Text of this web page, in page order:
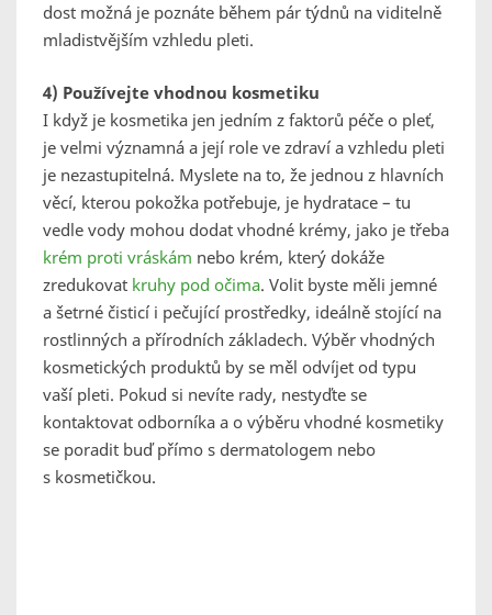
dost možná je poznáte během pár týdnů na viditelně
mladistvějším vzhledu pleti.
4) Používejte vhodnou kosmetiku
I když je kosmetika jen jedním z faktorů péče o pleť,
je velmi významná a její role ve zdraví a vzhledu pleti
je nezastupitelná. Myslete na to, že jednou z hlavních
věcí, kterou pokožka potřebuje, je hydratace – tu
vedle vody mohou dodat vhodné krémy, jako je třeba
krém proti vráskám nebo krém, který dokáže
zredukovat kruhy pod očima. Volit byste měli jemné
a šetrné čisticí i pečující prostředky, ideálně stojící na
rostlinných a přírodních základech. Výběr vhodných
kosmetických produktů by se měl odvíjet od typu
vaší pleti. Pokud si nevíte rady, nestyďte se
kontaktovat odborníka a o výběru vhodné kosmetiky
se poradit buď přímo s dermatologem nebo
s kosmetičkou.